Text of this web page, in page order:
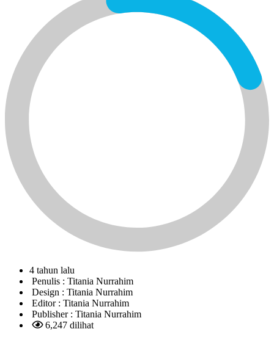
4 tahun lalu
Penulis : Titania Nurrahim
Design : Titania Nurrahim
Editor : Titania Nurrahim
Publisher : Titania Nurrahim
6,247 dilihat